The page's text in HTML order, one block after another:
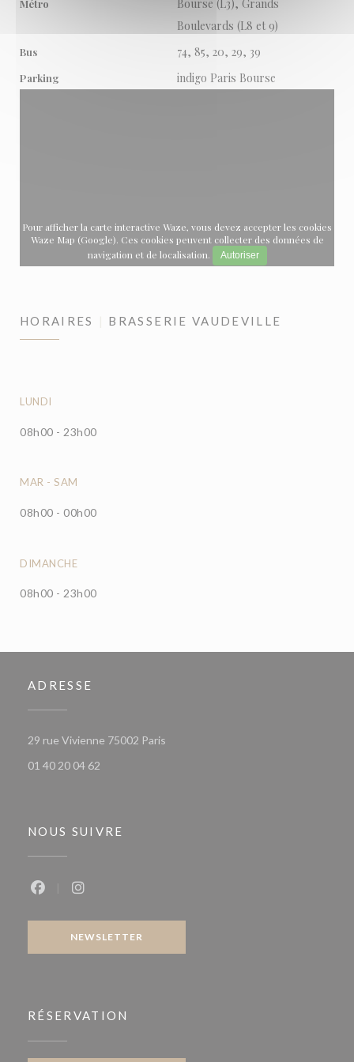
Métro
Bourse (L3), Grands
Boulevards (L8 et 9)
Bus 74, 85, 20, 29, 39
Parking indigo Paris Bourse
Pour afficher la carte interactive Waze, vous devez accepter les cookies
Waze Map (Google). Ces cookies peuvent collecter des données de
navigation et de localisation.
Autoriser
HORAIRES BRASSERIE VAUDEVILLE
LUNDI
08h00 - 23h00
MAR - SAM
08h00 - 00h00
DIMANCHE
08h00 - 23h00
ADRESSE
29 rue Vivienne 75002 Paris
01 40 20 04 62
NOUS SUIVRE
NEWSLETTER
RÉSERVATION